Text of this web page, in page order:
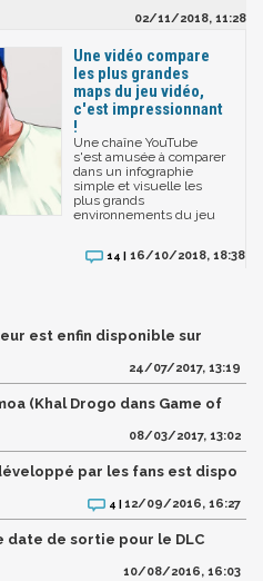
02/11/2018, 11:28
Une vidéo compare
les plus grandes
maps du jeu vidéo,
c'est impressionnant
!
Une chaîne YouTube
s'est amusée à comparer
dans un infographie
simple et visuelle les
plus grands
environnements du jeu
14 | 16/10/2018, 18:38
est enfin disponible sur
24/07/2017, 13:19
(Khal Drogo dans Game of
08/03/2017, 13:02
par les fans est dispo
4 | 12/09/2016, 16:27
date de sortie pour le DLC
10/08/2016, 16:03